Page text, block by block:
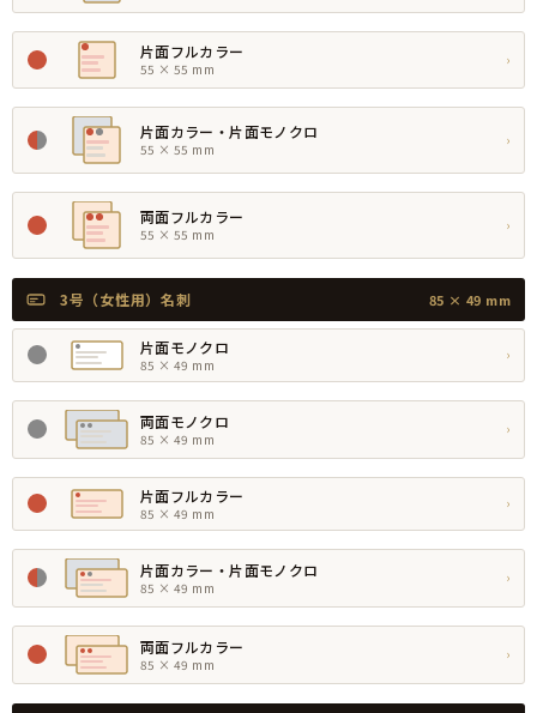
片面フルカラー
55 × 55 mm
›
片面カラー・片面モノクロ
55 × 55 mm
›
両面フルカラー
55 × 55 mm
›
3号（女性用）名刺 85 × 49 mm
片面モノクロ
85 × 49 mm
›
両面モノクロ
85 × 49 mm
›
片面フルカラー
85 × 49 mm
›
片面カラー・片面モノクロ
85 × 49 mm
›
両面フルカラー
85 × 49 mm
›